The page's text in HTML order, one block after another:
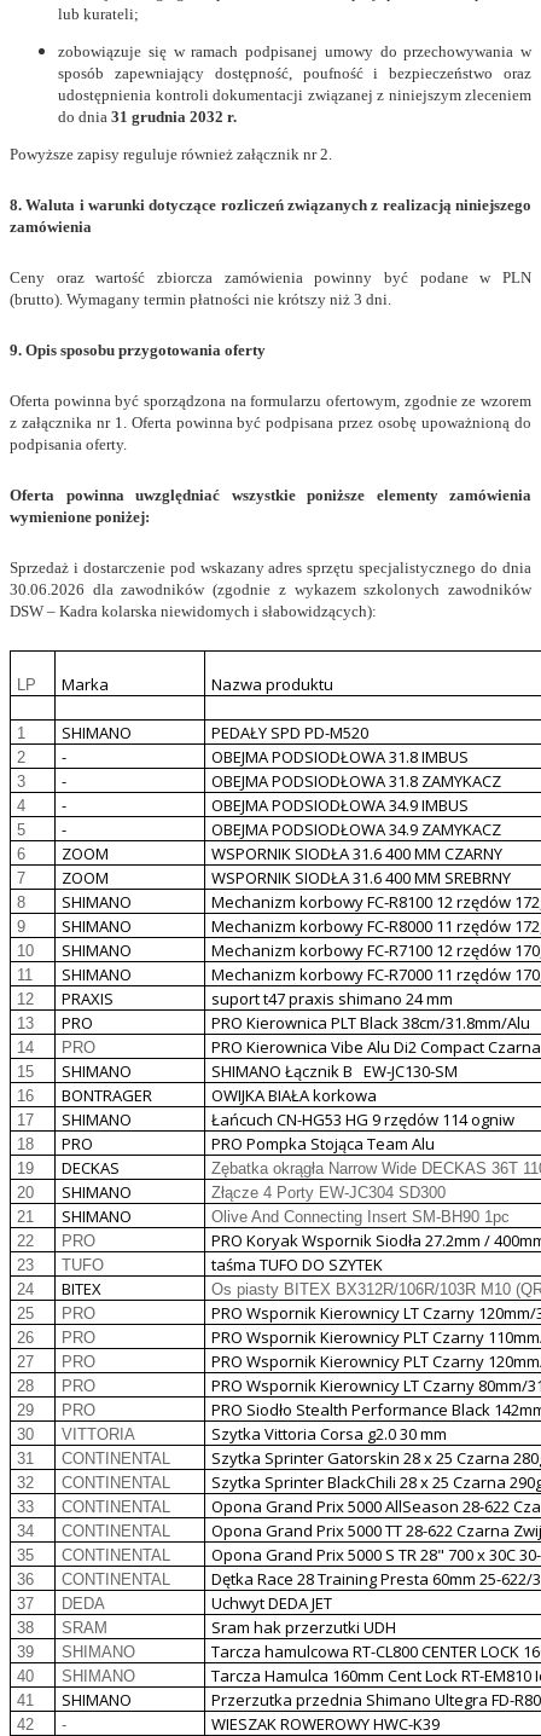
lub kurateli;
zobowiązuje się w ramach podpisanej umowy do przechowywania w
sposób zapewniający dostępność, poufność i bezpieczeństwo oraz
udostępnienia kontroli dokumentacji związanej z niniejszym zleceniem
do dnia 31 grudnia 2032 r.
Powyższe zapisy reguluje również załącznik nr 2.
8. Waluta i warunki dotyczące rozliczeń związanych z realizacją niniejszego
zamówienia
Ceny oraz wartość zbiorcza zamówienia powinny być podane w PLN
(brutto). Wymagany termin płatności nie krótszy niż 3 dni.
9. Opis sposobu przygotowania oferty
Oferta powinna być sporządzona na formularzu ofertowym, zgodnie ze wzorem
z załącznika nr 1. Oferta powinna być podpisana przez osobę upoważnioną do
podpisania oferty.
Oferta powinna uwzględniać wszystkie poniższe elementy zamówienia
wymienione poniżej:
Sprzedaż i dostarczenie pod wskazany adres sprzętu specjalistycznego do dnia
30.06.2026 dla zawodników (zgodnie z wykazem szkolonych zawodników
DSW – Kadra kolarska niewidomych i słabowidzących):
LP Marka Nazwa produktu
1 SHIMANO PEDAŁY SPD PD-M520
2 - OBEJMA PODSIODŁOWA 31.8 IMBUS
3 - OBEJMA PODSIODŁOWA 31.8 ZAMYKACZ
4 - OBEJMA PODSIODŁOWA 34.9 IMBUS
5 - OBEJMA PODSIODŁOWA 34.9 ZAMYKACZ
6 ZOOM WSPORNIK SIODŁA 31.6 400 MM CZARNY
7 ZOOM WSPORNIK SIODŁA 31.6 400 MM SREBRNY
8 SHIMANO Mechanizm korbowy FC-R8100 12 rzędów
9 SHIMANO Mechanizm korbowy FC-R8000 11 rzędów
10 SHIMANO Mechanizm korbowy FC-R7100 12 rzędów
11 SHIMANO Mechanizm korbowy FC-R7000 11 rzędów
12 PRAXIS suport t47 praxis shimano 24 mm
13 PRO PRO Kierownica PLT Black 38cm/31.8mm/Alu
14 PRO PRO Kierownica Vibe Alu Di2 Compact
15 SHIMANO SHIMANO Łącznik B EW-JC130-SM
16 BONTRAGER OWIJKA BIAŁA korkowa
17 SHIMANO Łańcuch CN-HG53 HG 9 rzędów 114 ogniw
18 PRO PRO Pompka Stojąca Team Alu
19 DECKAS
Zębatka okrągła Narrow Wide DECKAS 36T
20
SHIMANO
Złącze 4 Porty EW-JC304 SD300
21
SHIMANO
Olive And Connecting Insert SM-BH90 1pc
22
PRO PRO Koryak Wspornik Siodła 27.2mm /
23 TUFO taśma TUFO DO SZYTEK
24 BITEX
Os piasty BITEX BX312R/106R/103R M10
25
PRO PRO Wspornik Kierownicy LT Czarny 120mm/
26 PRO PRO Wspornik Kierownicy PLT Czarny
27 PRO PRO Wspornik Kierownicy PLT Czarny
28 PRO PRO Wspornik Kierownicy LT Czarny 80mm/
29 PRO PRO Siodło Stealth Performance Black
30 VITTORIA Szytka Vittoria Corsa g2.0 30 mm
31 CONTINENTAL Szytka Sprinter Gatorskin 28 x 25 Czarna
32 CONTINENTAL Szytka Sprinter BlackChili 28 x 25 Czarna
33 CONTINENTAL Opona Grand Prix 5000 AllSeason 28-622
34 CONTINENTAL Opona Grand Prix 5000 TT 28-622 Czarna
35 CONTINENTAL Opona Grand Prix 5000 S TR 28" 700 x 30C
36 CONTINENTAL Dętka Race 28 Training Presta 60mm 25-622/
37 DEDA Uchwyt DEDA JET
38 SRAM Sram hak przerzutki UDH
39 SHIMANO Tarcza hamulcowa RT-CL800 CENTER LOCK
40 SHIMANO Tarcza Hamulca 160mm Cent Lock RT-EM810
41 SHIMANO Przerzutka przednia Shimano Ultegra FD-
42 - WIESZAK ROWEROWY HWC-K39